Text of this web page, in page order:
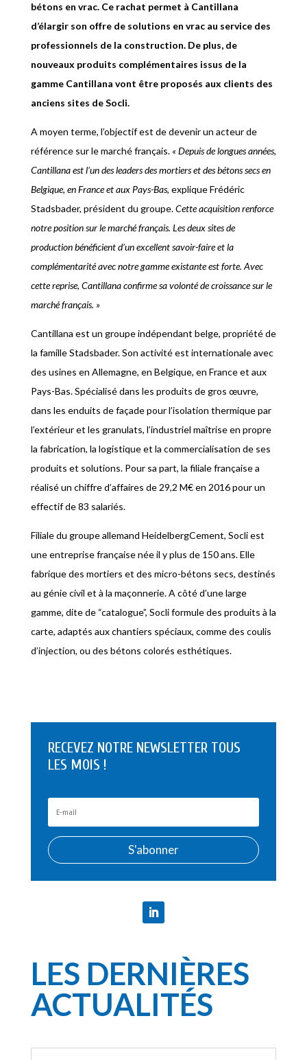
bétons en vrac. Ce rachat permet à Cantillana
d’élargir son offre de solutions en vrac au service des
professionnels de la construction. De plus, de
nouveaux produits complémentaires issus de la
gamme Cantillana vont être proposés aux clients des
anciens sites de Socli.
A moyen terme, l’objectif est de devenir un acteur de
référence sur le marché français. « Depuis de longues années,
Cantillana est l’un des leaders des mortiers et des bétons secs en
Belgique, en France et aux Pays-Bas, explique Frédéric
Stadsbader, président du groupe.Cette acquisition renforce
notre position sur le marché français. Les deux sites de
production bénéficient d’un excellent savoir-faire et la
complémentarité avec notre gamme existante est forte. Avec
cette reprise, Cantillana confirme sa volonté de croissance sur le
marché français. »
Cantillana est un groupe indépendant belge, propriété de
la famille Stadsbader. Son activité est internationale avec
des usines en Allemagne, en Belgique, en France et aux
Pays-Bas. Spécialisé dans les produits de gros œuvre,
dans les enduits de façade pour l’isolation thermique par
l’extérieur et les granulats, l’industriel maîtrise en propre
la fabrication, la logistique et la commercialisation de ses
produits et solutions. Pour sa part, la filiale française a
réalisé un chiffre d’affaires de 29,2 M€ en 2016 pour un
effectif de 83 salariés.
Filiale du groupe allemand HeidelbergCement, Socli est
une entreprise française née il y plus de 150 ans. Elle
fabrique des mortiers et des micro-bétons secs, destinés
au génie civil et à la maçonnerie. A côté d’une large
gamme, dite de “catalogue”, Socli formule des produits à la
carte, adaptés aux chantiers spéciaux, comme des coulis
d’injection, ou des bétons colorés esthétiques.
RECEVEZ NOTRE NEWSLETTER TOUS
LES MOIS !
S'abonner
LES DERNIÈRES
ACTUALITÉS